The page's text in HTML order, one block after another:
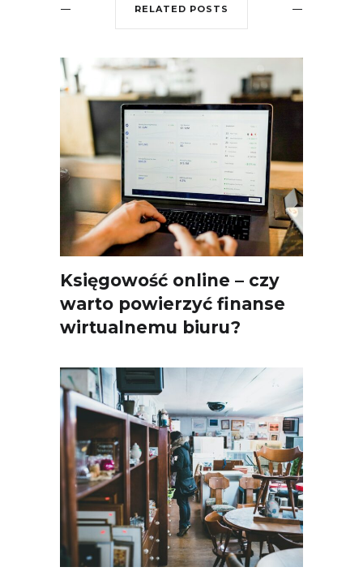
RELATED POSTS
Księgowość online – czy
warto powierzyć finanse
wirtualnemu biuru?